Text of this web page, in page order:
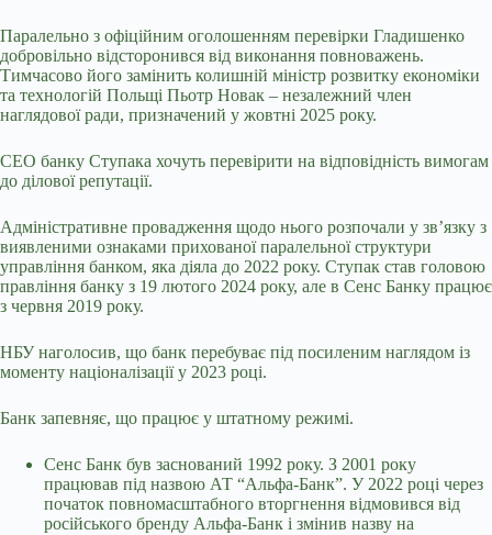
Паралельно з офіційним оголошенням перевірки Гладишенко
добровільно відсторонився від виконання повноважень.
Тимчасово його замінить колишній міністр розвитку економіки
та технологій Польщі Пьотр Новак – незалежний член
наглядової ради, призначений у жовтні 2025 року.
CEO банку Ступака хочуть перевірити на відповідність вимогам
до ділової репутації.
Адміністративне провадження щодо нього розпочали у зв’язку з
виявленими ознаками прихованої паралельної структури
управління банком, яка діяла до 2022 року. Ступак став головою
правління банку з 19 лютого 2024 року, але в Сенс Банку працює
з червня 2019 року.
НБУ наголосив, що банк перебуває під посиленим наглядом із
моменту націоналізації у 2023 році.
Банк запевняє, що працює у штатному режимі.
Сенс Банк був заснований 1992 року. З 2001 року
працював під назвою АТ “Альфа-Банк”. У 2022 році через
початок повномасштабного вторгнення відмовився від
російського бренду Альфа-Банк і змінив назву на